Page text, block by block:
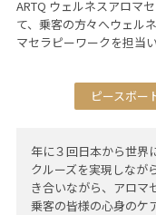
ARTQ ウェルネスアロマ
て、乗客の方々へウェル
マセラピーワークを担当い
ピースボー
年に３回日本から世界
クルーズを実現しなが
き合いながら、アロマ
乗客の皆様の心身のケ